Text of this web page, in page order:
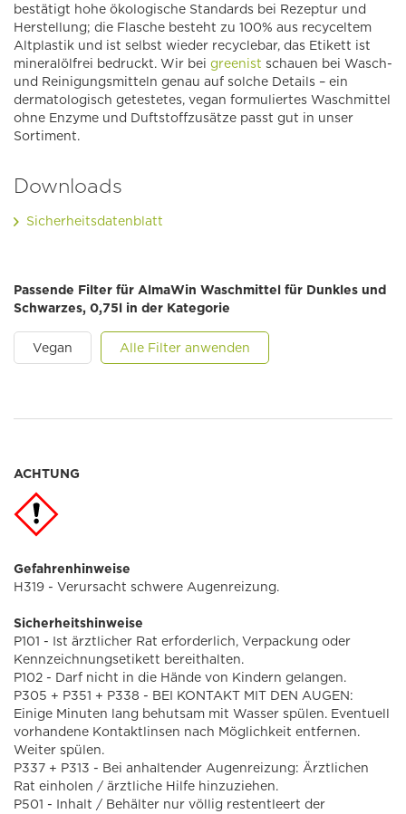
bestätigt hohe ökologische Standards bei Rezeptur und
Herstellung; die Flasche besteht zu 100% aus recyceltem
Altplastik und ist selbst wieder recyclebar, das Etikett ist
mineralölfrei bedruckt. Wir bei greenist schauen bei Wasch-
und Reinigungsmitteln genau auf solche Details – ein
dermatologisch getestetes, vegan formuliertes Waschmittel
ohne Enzyme und Duftstoffzusätze passt gut in unser
Sortiment.
Downloads
Sicherheitsdatenblatt
Passende Filter für AlmaWin Waschmittel für Dunkles und
Schwarzes, 0,75l in der Kategorie
Vegan Alle Filter anwenden
ACHTUNG
Gefahrenhinweise
H319 - Verursacht schwere Augenreizung.
Sicherheitshinweise
P101 - Ist ärztlicher Rat erforderlich, Verpackung oder
Kennzeichnungsetikett bereithalten.
P102 - Darf nicht in die Hände von Kindern gelangen.
P305 + P351 + P338 - BEI KONTAKT MIT DEN AUGEN:
Einige Minuten lang behutsam mit Wasser spülen. Eventuell
vorhandene Kontaktlinsen nach Möglichkeit entfernen.
Weiter spülen.
P337 + P313 - Bei anhaltender Augenreizung: Ärztlichen
Rat einholen / ärztliche Hilfe hinzuziehen.
P501 - Inhalt / Behälter nur völlig restentleert der